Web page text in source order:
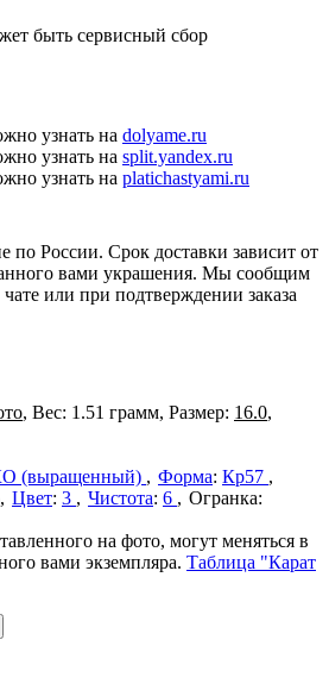
быть сервисный сбор
узнать на dolyame.ru
узнать на split.yandex.ru
узнать на platichastyami.ru
по России. Срок доставки зависит от
вами украшения. Мы сообщим
или при подтверждении заказа
, Вес: 1.51 грамм, Размер: 16.0,
(выращенный) Форма: Кр57
Цвет: 3 Чистота: 6
на фото, могут меняться в
вами экземпляра. Таблица "Карат